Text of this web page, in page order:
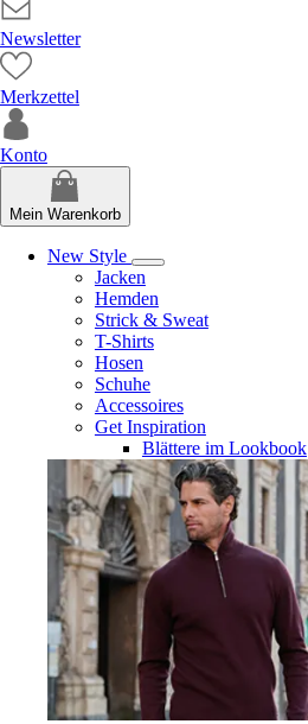
Newsletter
Merkzettel
Konto
Mein Warenkorb
New Style
Jacken
Hemden
Strick & Sweat
T-Shirts
Hosen
Schuhe
Accessoires
Get Inspiration
Blättere im Lookbook